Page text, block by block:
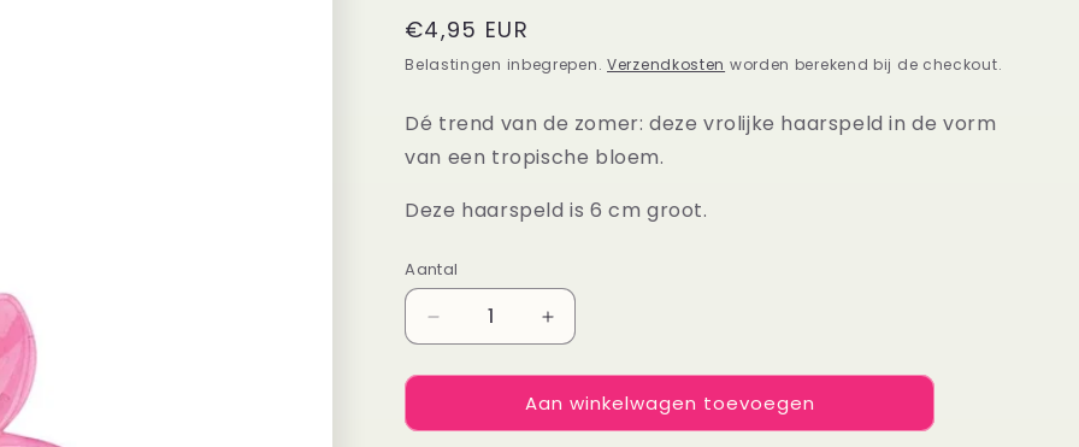
Normale
prijs
€4,95 EUR
Belastingen inbegrepen. Verzendkosten worden berekend bij de checkout.
Dé trend van de zomer: deze vrolijke haarspeld in de vorm
van een tropische bloem.
Deze haarspeld is 6 cm groot.
Aantal
Aantal
Aantal
verlagen
voor
Haarspeld
Hawaï
Aantal
verhogen
voor
Haarspeld
Hawaï
Aan winkelwagen toevoegen